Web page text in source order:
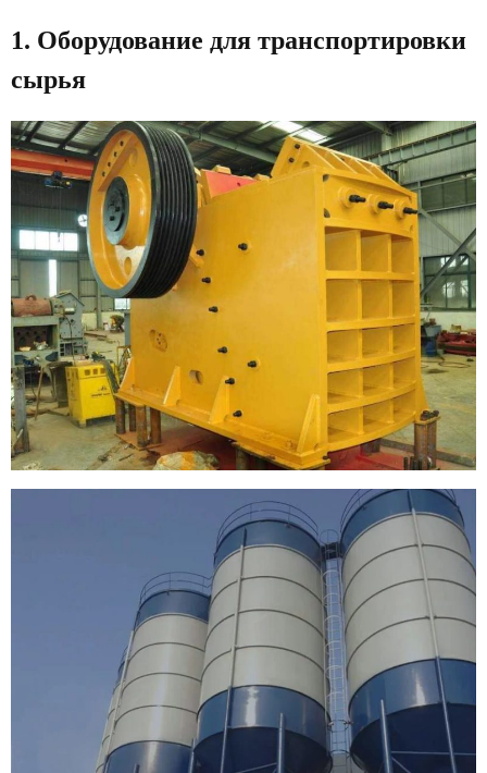
1. Оборудование для транспортировки
сырья